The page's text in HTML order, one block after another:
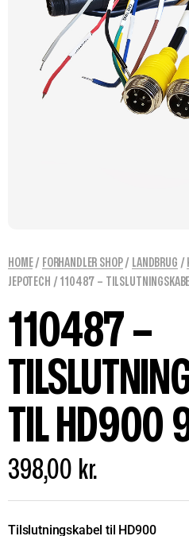
HOME/ FORHANDLER SHOP/ LANDBRUG /
JEPOTECH / 110487 –
110487 –
TIL HD900
398,00 kr.
Tilslutningskabel til HD900